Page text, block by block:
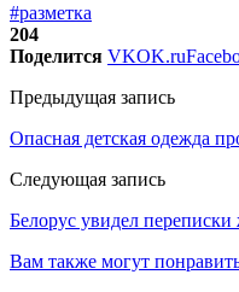
#разметка
204
Поделится VKOK.ru
Предыдущая запись
Опасная детская одежда
Следующая запись
Белорус увидел
Вам также могут